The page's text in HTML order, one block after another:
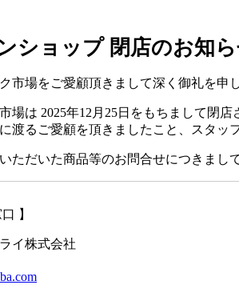
ショップ 閉店のお知ら
市場をご愛顧頂きまして深く御礼を申
場は 2025年12月25日をもちまして閉店
渡るご愛顧を頂きましたこと、スタッ
ただいた商品等のお問合せにつきまし
】
イ株式会社